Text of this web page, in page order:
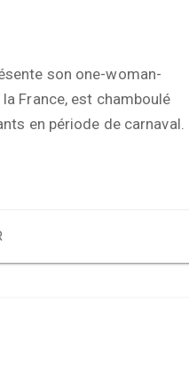
son one-woman-
France, est chamboulé
en période de carnaval.